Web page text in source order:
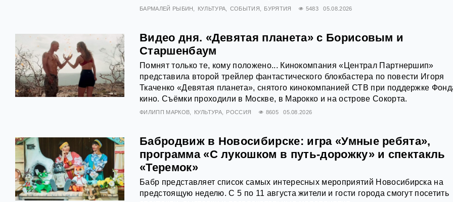
БАРМАЛЕЙ РЫБИН КУЛЬТУРА СОБЫТИЯ БУРЯТИЯ 5483 05.08.2026
Видео дня. «Девятая планета» с Борисовым и
Старшенбаум
Помнят только те, кому положено... Кинокомпания «Централ Партнершип»
представила второй трейлер фантастического блокбастера по повести Игоря
Ткаченко «Девятая планета», снятого кинокомпанией СТВ при поддержке
кино. Съёмки проходили в Москве, в Марокко и на острове Сокорта.
ФИЛИПП МАРКОВ КУЛЬТУРА РОССИЯ 8605 05.08.2026
Бабродвиж в Новосибирске: игра «Умные ребята»,
программа «С лукошком в путь-дорожку» и спектакль
«Теремок»
Бабр представляет список самых интересных мероприятий Новосибирска на
предстоящую неделю. С 5 по 11 августа жители и гости города смогут посетить